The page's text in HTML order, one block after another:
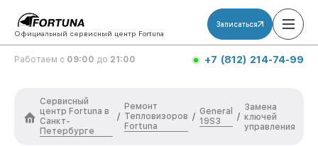
Официальный сервисный центр Fortuna
Записаться
Работаем с 09:00 до 21:00 +7 (812) 214-74-99
Сервисный
центр Fortuna в
Санкт-
Петербурге
/
Ремонт
Тепловизоров
Fortuna
/
General
19S3
/
Замена
ключей
управления